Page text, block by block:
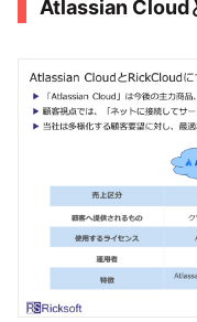
Atlassian Cloud